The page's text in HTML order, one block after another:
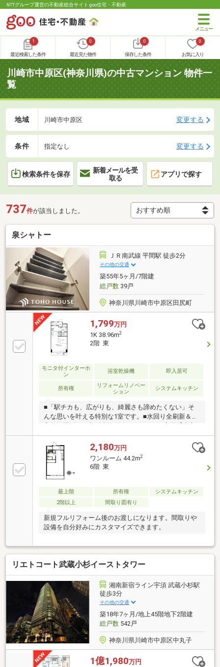
NTTグループ運営の不動産総合サイト goo住宅・不動産
1
最近検索した条件
0
最近見た物件
0
保存した条件
0
お気に入り
川崎市中原区(神奈川県)の中古マンション 物件一
覧
地域 川崎市中原区 変更する
条件 指定なし 変更する
検索条件を保存
新着メールを受
取る
アプリで探す
737件が該当しました。
泉シャトー
ＪＲ南武線 平間駅 徒歩2分
その他の交通
築55年5ヶ月/7階建
総戸数39戸
神奈川県川崎市中原区田尻町
1,799万円
1K 38.96m2
2階 東
モニタ付インターホ
ン
浴室乾燥機 即入居可
所有権
リフォームリノベー
ション
システムキッチン
■「駅チカも、広がりも、綺麗さも諦めたくない」そ
んな思いを叶える特別な1室です。■水回り全刷新＆浴
室乾燥機付き！収納力抜群のWIC＆ロフト完備【東宝
ハウス溝の口】■Google口コミ評価点4.9点！ お陰様
で《1000件Over》の口コミ数！ 多くのお客様にお喜
び頂いております！■グループ創業50年／全国9位の実
績 これまで蓄積されたノウハウ・圧倒的な情報力
で、 ポータルサイト未掲載の物件もご紹介可能で
す。 ご購入・ご売却・お買替え全てをサポート♪■東
宝ハウスフィナンシャル 不動産仲介業初の住信SBI
ネット銀行支店。 金利と保障が更に充実したオリジ
2,180万円
ワンルーム 44.2m2
6階 東
最上階 所有権
システムキッチン
2階以上
間取り図有り
新規フルリフォーム後のお渡しになります。間取りや
設備を自分好みにカスタマイズできます。
リエトコート武蔵小杉イーストタワー
湘南新宿ライン宇須 武蔵小杉駅
徒歩3分
その他の交通
築18年7ヶ月/地上45階地下2階建
総戸数542戸
神奈川県川崎市中原区中丸子
1億1,980万円